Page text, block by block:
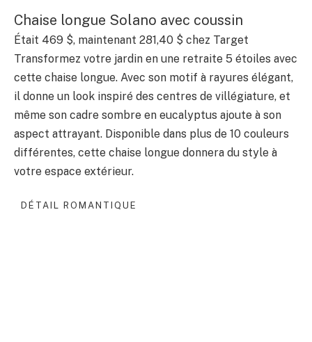
Chaise longue Solano avec coussin
Était 469 $, maintenant 281,40 $ chez Target
Transformez votre jardin en une retraite 5 étoiles avec
cette chaise longue. Avec son motif à rayures élégant,
il donne un look inspiré des centres de villégiature, et
même son cadre sombre en eucalyptus ajoute à son
aspect attrayant. Disponible dans plus de 10 couleurs
différentes, cette chaise longue donnera du style à
votre espace extérieur.
DÉTAIL ROMANTIQUE